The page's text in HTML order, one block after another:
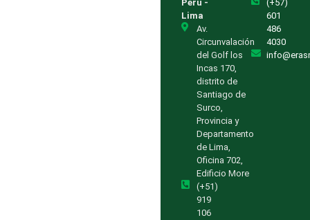
Perú -
Lima
Av.
Circunvalación
del Golf los
Incas 170,
distrito de
Santiago de
Surco,
Provincia y
Departamento
de Lima,
Oficina 702,
Edificio More
(+51)
919
106
(+57)
601
486
4030